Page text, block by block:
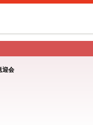
迎会